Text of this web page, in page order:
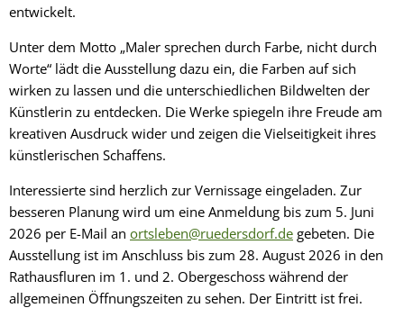
entwickelt.
Unter dem Motto „Maler sprechen durch Farbe, nicht durch
Worte“ lädt die Ausstellung dazu ein, die Farben auf sich
wirken zu lassen und die unterschiedlichen Bildwelten der
Künstlerin zu entdecken. Die Werke spiegeln ihre Freude am
kreativen Ausdruck wider und zeigen die Vielseitigkeit ihres
künstlerischen Schaffens.
Interessierte sind herzlich zur Vernissage eingeladen. Zur
besseren Planung wird um eine Anmeldung bis zum 5. Juni
2026 per E-Mail an ortsleben@ruedersdorf.de gebeten. Die
Ausstellung ist im Anschluss bis zum 28. August 2026 in den
Rathausfluren im 1. und 2. Obergeschoss während der
allgemeinen Öffnungszeiten zu sehen. Der Eintritt ist frei.